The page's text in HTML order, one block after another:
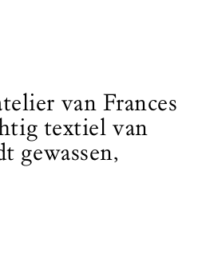
van Frances
textiel van
gewassen,